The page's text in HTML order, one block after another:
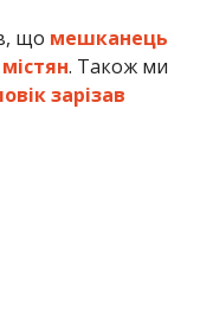
що мешканець
. Також ми
зарізав